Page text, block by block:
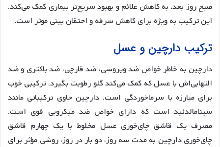
صبح روز بعد، به کاهش علائم و بهبود سریع‌تر بیماری کمک می‌کند.
این ترکیب به ویژه برای کاهش سرفه و احتقان بینی موثر است.
ترکیب دارچین و عسل
دارچین به خاطر خواص ضد ویروسی، ضد قارچی، ضد باکتری و ضد
التهابی‌اش با عسل که کمک می‌کند گلو رطوبت بگیرد، ترکیبی خوب
برای مبارزه با سرماخوردگی است. دارچین حاوی ترکیباتی مانند
سینامالدئید است که دارای خواص ضد میکروبی قوی است.
مصرف یک قاشق چای‌خوری عسل مخلوط با یک چهارم قاشق
چای‌خوری دارچین به مدت سه روز، دو بار در روز، روشی مؤثر برای